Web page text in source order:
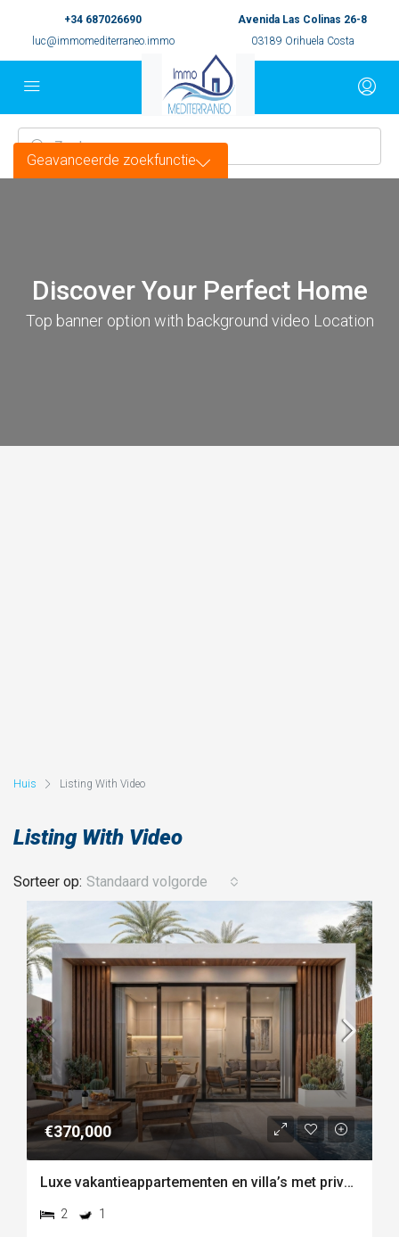
+34 687026690
luc@immomediterraneo.immo
Avenida Las Colinas 26-8
03189 Orihuela Costa
Discover Your Perfect Home
Top banner option with background video Location
Geavanceerde zoekfunctie
Huis Listing With Video
Listing With Video
Sorteer op: Standaard volgorde
€370,000
Luxe vakantieappartementen en villa’s met privéstrand aan de kust van vera playa-almería
2 1